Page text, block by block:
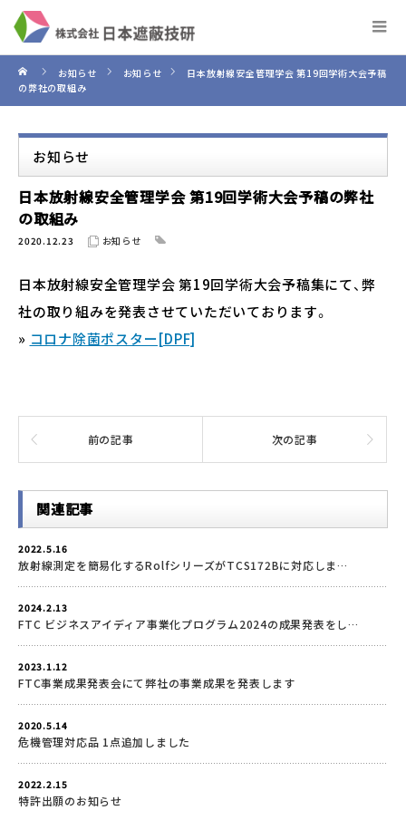
お知らせ お知らせ
日本放射線安全管理学会 第19回学術大会予稿
の弊社の取組み
お知らせ
日本放射線安全管理学会 第19回学術大会予稿の弊社
の取組み
2020.12.23 お知らせ
日本放射線安全管理学会 第19回学術大会予稿集にて、弊
社の取り組みを発表させていただいております。
» コロナ除菌ポスター[DPF]
前の記事 次の記事
関連記事
2022.5.16
放射線測定を簡易化するRolfシリーズがTCS172Bに対応しま…
2024.2.13
FTC ビジネスアイディア事業化プログラム2024の成果発表をし…
2023.1.12
FTC事業成果発表会にて弊社の事業成果を発表します
2020.5.14
危機管理対応品 1点追加しました
2022.2.15
特許出願のお知らせ